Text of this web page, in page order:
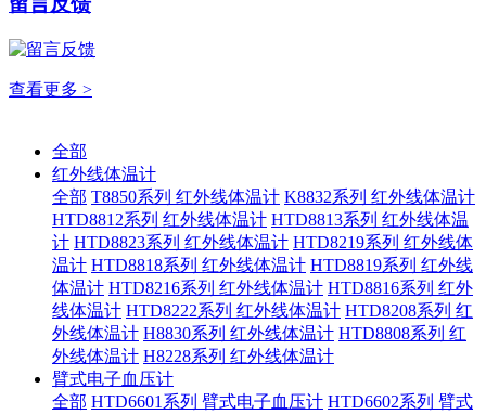
查看更多 >
全部
红外线体温计
全部 T8850系列 红外线体温计 K8832系列 红外线体温计
HTD8812系列 红外线体温计 HTD8813系列 红外线体温
计 HTD8823系列 红外线体温计 HTD8219系列 红外线体
温计 HTD8818系列 红外线体温计 HTD8819系列 红外线
体温计 HTD8216系列 红外线体温计 HTD8816系列 红外
线体温计 HTD8222系列 红外线体温计 HTD8208系列 红
外线体温计 H8830系列 红外线体温计 HTD8808系列 红
外线体温计 H8228系列 红外线体温计
臂式电子血压计
全部 HTD6601系列 臂式电子血压计 HTD6602系列 臂式